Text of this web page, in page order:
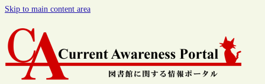
Skip to main content area